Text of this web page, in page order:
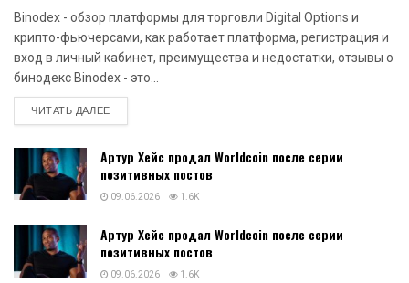
Binodex - обзор платформы для торговли Digital Options и
крипто-фьючерсами, как работает платформа, регистрация и
вход в личный кабинет, преимущества и недостатки, отзывы о
бинодекс Binodex - это...
ЧИТАТЬ ДАЛЕЕDETAILS
Артур Хейс продал Worldcoin после серии
позитивных постов
09.06.2026 1.6K
Артур Хейс продал Worldcoin после серии
позитивных постов
09.06.2026 1.6K